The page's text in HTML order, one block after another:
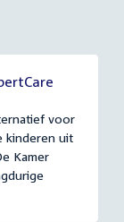
voor
kinderen uit
Kamer